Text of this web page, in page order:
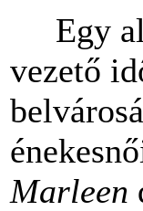
Egy
vezető
Marleen